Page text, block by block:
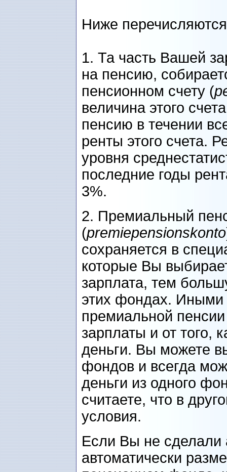
Ниже
1. Та часть Вашей
на пенсию,
пенсионном счету (
величина этого
пенсию в течении
ренты этого счета.
уровня
последние годы
3%.
2. Премиальный
(premiepensionskonto
сохраняется в
которые Вы
зарплата, тем
этих фондах.
премиальной
зарплаты и от
деньги. Вы можете
фондов и всегда
деньги из одного
считаете, что в
условия.
Если Вы не сделали
автоматически